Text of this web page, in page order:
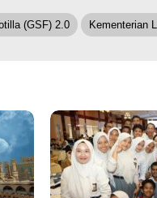
(GSF) 2.0 Kementerian